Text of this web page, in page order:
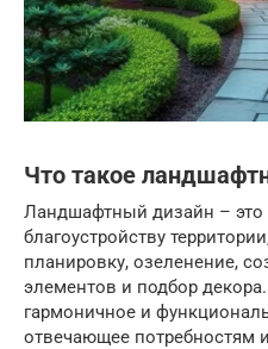
Что такое
Ландшафтный дизайн – это
благоустройству
планировку, озеленение,
элементов и подбор
гармоничное и
отвечающее потребностям